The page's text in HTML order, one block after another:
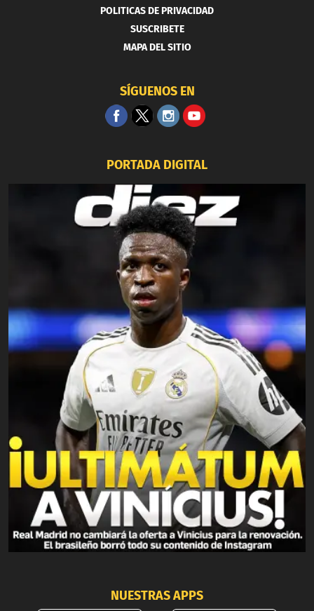
POLITICAS DE PRIVACIDAD
SUSCRIBETE
MAPA DEL SITIO
SÍGUENOS EN
PORTADA DIGITAL
NUESTRAS APPS